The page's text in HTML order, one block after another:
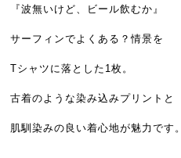
『波無いけど、ビール飲むか』
サーフィンでよくある？情景を
Tシャツに落とした1枚。
古着のような染み込みプリントと
肌馴染みの良い着心地が魅力です。